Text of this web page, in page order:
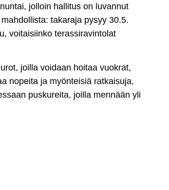
jolloin hallitus on luvannut
takaraja pysyy 30.5.
voitaisiinko terassiravintolat
joilla voidaan hoitaa vuokrat,
nopeita ja myönteisiä ratkaisuja,
puskureita, joilla mennään yli